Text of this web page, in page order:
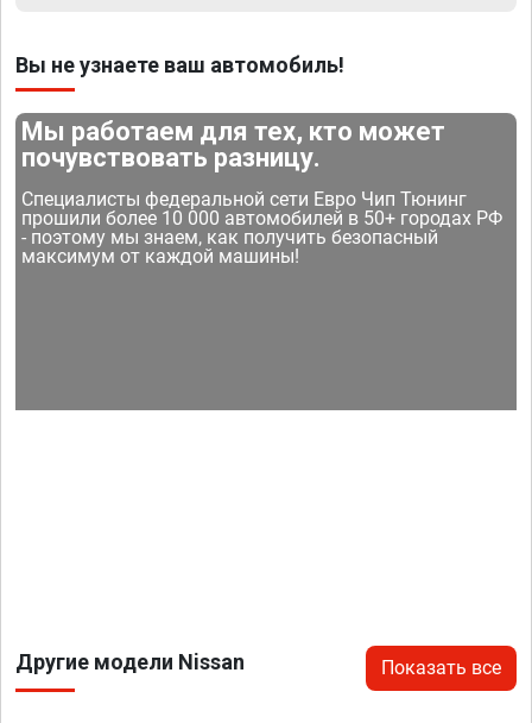
Вы не узнаете ваш автомобиль!
Мы работаем для тех, кто может
почувствовать разницу.
Специалисты федеральной сети Евро Чип Тюнинг
прошили более 10 000 автомобилей в 50+ городах РФ
- поэтому мы знаем, как получить безопасный
максимум от каждой машины!
Другие модели Nissan Показать все